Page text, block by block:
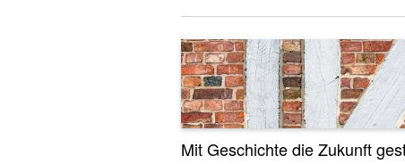
Mit Geschichte die Zukunft